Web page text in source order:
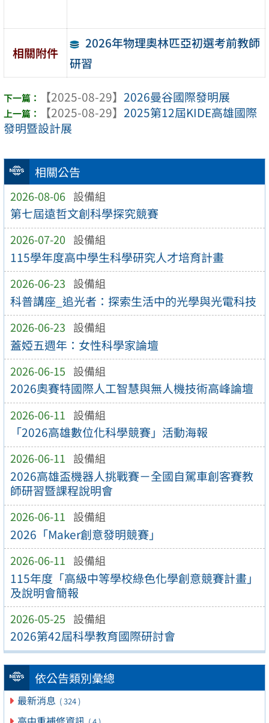
相關公告
2026-08-06 設備組
第七屆遠哲文創科學探究競賽
2026-07-20 設備組
115學年度高中學生科學研究人才培育計畫
2026-06-23 設備組
科普講座_追光者：探索生活中的光學與光電科技
2026-06-23 設備組
蓋婭五週年：女性科學家論壇
2026-06-15 設備組
2026奧賽特國際人工智慧與無人機技術高峰論壇
2026-06-11 設備組
「2026高雄數位化科學競賽」活動海報
2026-06-11 設備組
2026高雄盃機器人挑戰賽－全國自駕車創客賽教
師研習暨課程說明會
2026-06-11 設備組
2026「Maker創意發明競賽」
2026-06-11 設備組
115年度「高級中等學校綠色化學創意競賽計畫」
及說明會簡報
2026-05-25 設備組
2026第42屆科學教育國際研討會
依公告類別彙總
最新消息 ( 324 )
相關附件
2026年物理奧林匹亞初選考前教師
研習
【2025-08-29】 2026曼谷國際發明展
【2025-08-29】 2025第12屆KIDE高雄國際
發明暨設計展